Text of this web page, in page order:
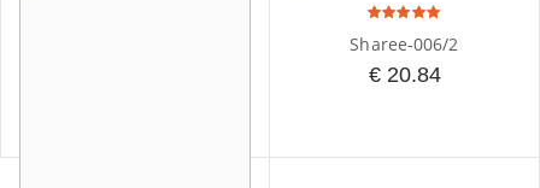
Panjabi Set
BUY NOW
Sharee-006/2
€ 20.84